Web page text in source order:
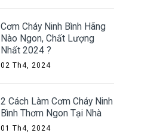
Cơm Cháy Ninh Bình Hãng
Nào Ngon, Chất Lượng
Nhất 2024 ?
02 Th4, 2024
2 Cách Làm Cơm Cháy Ninh
Bình Thơm Ngon Tại Nhà
01 Th4, 2024